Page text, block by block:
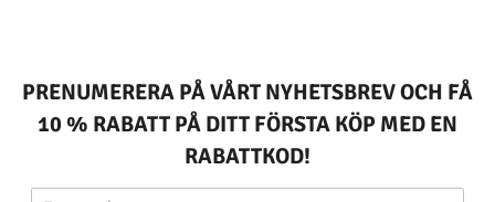
PRENUMERERA PÅ VÅRT NYHETSBREV OCH FÅ
10 % RABATT PÅ DITT FÖRSTA KÖP MED EN
RABATTKOD!